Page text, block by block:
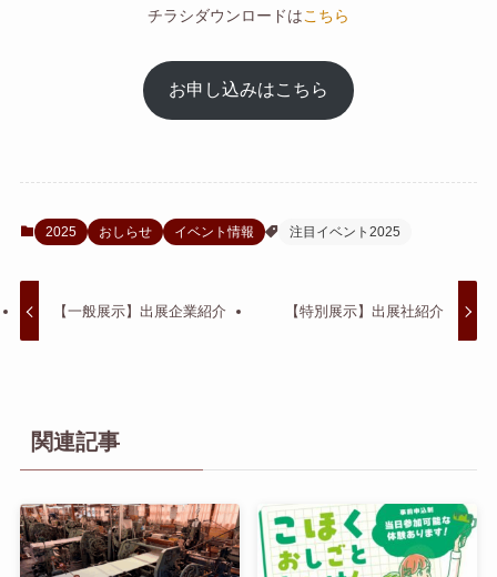
チラシダウンロードはこちら
お申し込みはこちら
2025 おしらせ イベント情報 注目イベント2025
【一般展示】出展企業紹介 【特別展示】出展社紹介
関連記事